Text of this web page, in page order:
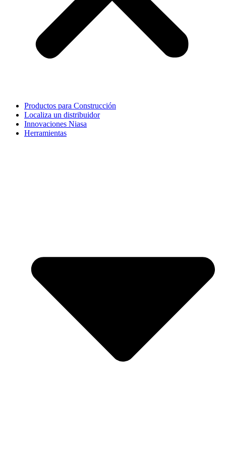
Productos para Construcción
Localiza un distribuidor
Innovaciones Niasa
Herramientas